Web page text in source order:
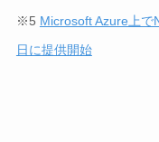
※5 Microsoft Azure上
日に提供開始